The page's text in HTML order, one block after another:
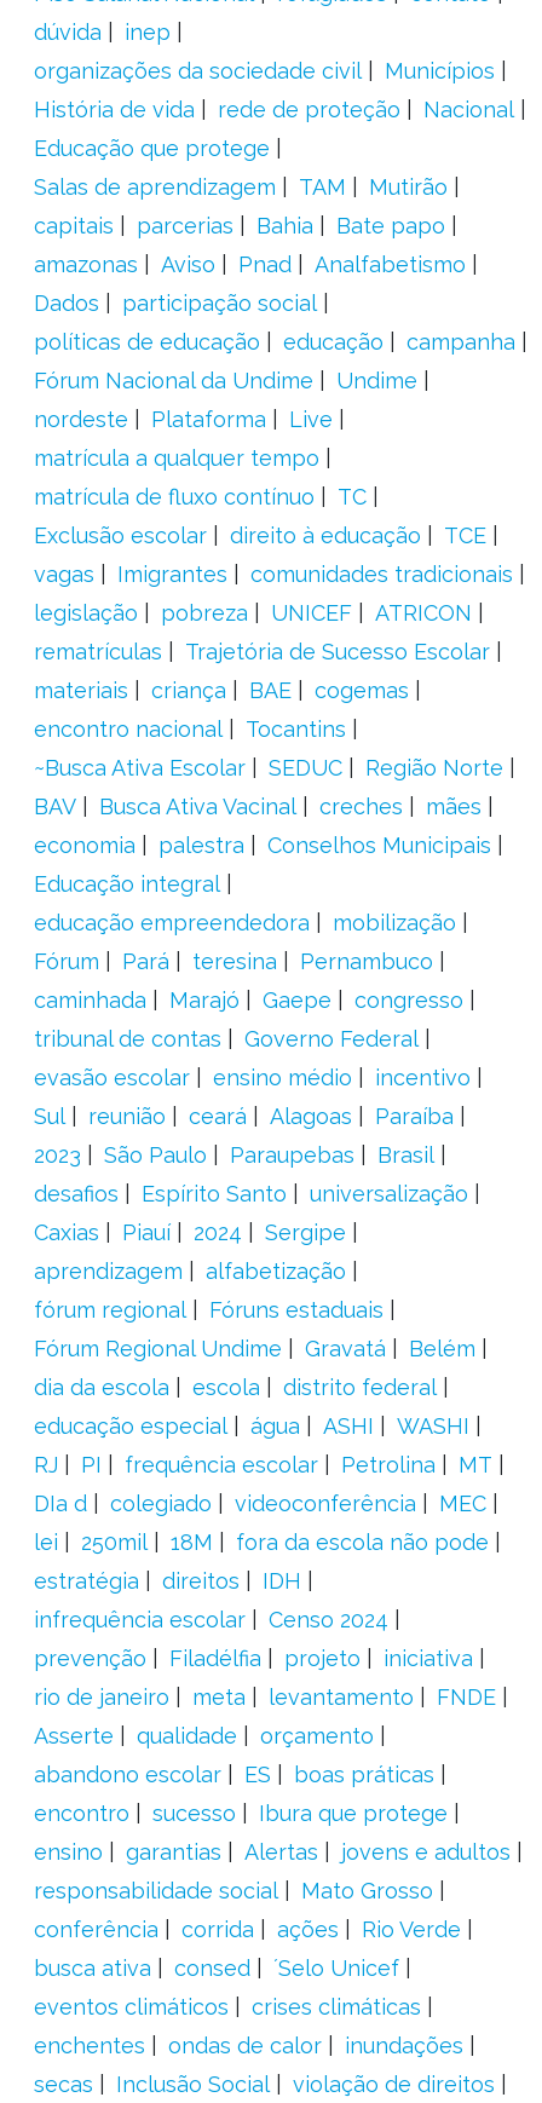
dúvida
inep
organizações da sociedade civil
Municípios
História de vida
rede de proteção
Nacional
Educação que protege
Salas de aprendizagem
TAM
Mutirão
capitais
parcerias Bahia
Bate papo
amazonas
Aviso Pnad
Analfabetismo
Dados
participação social
políticas de educação
educação
campanha
Fórum Nacional da Undime
Undime
nordeste
Plataforma
Live
matrícula a qualquer tempo
matrícula de fluxo contínuo
TC
Exclusão escolar
direito à educação
TCE
vagas
Imigrantes
comunidades tradicionais
legislação
pobreza UNICEF
ATRICON
rematrículas
Trajetória de Sucesso Escolar
materiais
criança BAE
cogemas
encontro nacional
Tocantins
~Busca Ativa Escolar
SEDUC
Região Norte
BAV
Busca Ativa Vacinal creches
mães
economia
palestra
Conselhos Municipais
Educação integral
educação empreendedora
mobilização
Fórum
Pará teresina
Pernambuco
caminhada
Marajó Gaepe
congresso
tribunal de contas
Governo Federal
evasão escolar
ensino médio
incentivo
Sul
reunião ceará Alagoas
Paraíba
2023
São Paulo Paraupebas
Brasil
desafios
Espírito Santo
universalização
Caxias
Piauí 2024
Sergipe
aprendizagem
alfabetização
fórum regional
Fóruns estaduais
Fórum Regional Undime
Gravatá
Belém
dia da escola
escola
distrito federal
educação especial
água ASHI
WASHI
RJ
PI frequência escolar Petrolina
MT
DIa d
colegiado videoconferência
MEC
lei
250mil 18M
fora da escola não pode
estratégia
direitos
IDH
infrequência escolar
Censo 2024
prevenção
Filadélfia projeto
iniciativa
rio de janeiro
meta levantamento
FNDE
Asserte
qualidade
orçamento
abandono escolar
ES
boas práticas
encontro
sucesso
Ibura que protege
ensino
garantias Alertas
jovens e adultos
responsabilidade social
Mato Grosso
conferência
corrida ações
Rio Verde
busca ativa
consed
´Selo Unicef
eventos climáticos
crises climáticas
enchentes
ondas de calor
inundações
secas
Inclusão Social
violação de direitos